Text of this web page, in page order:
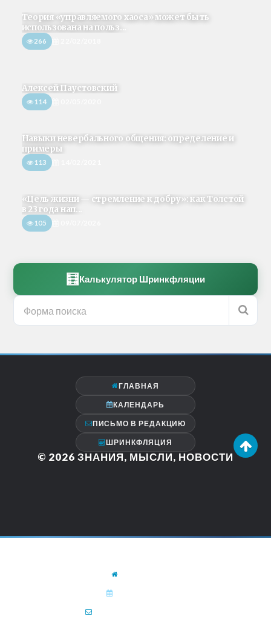
Теория «управляемого хаоса» может быть
использована на польз...
266
Алексей Паустовский
114
Навыки невербального общения: определение и
примеры
113
«Цель жизни — стремление к добру»: как Толстой
в 23 года нап...
105
🧮 Калькулятор Шринкфляции
ГЛАВНАЯ
КАЛЕНДАРЬ
ПИСЬМО В РЕДАКЦИЮ
ШРИНКФЛЯЦИЯ
© 2026 ЗНАНИЯ, МЫСЛИ, НОВОСТИ